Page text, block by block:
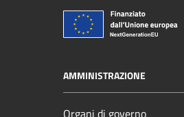
AMMINISTRAZIONE